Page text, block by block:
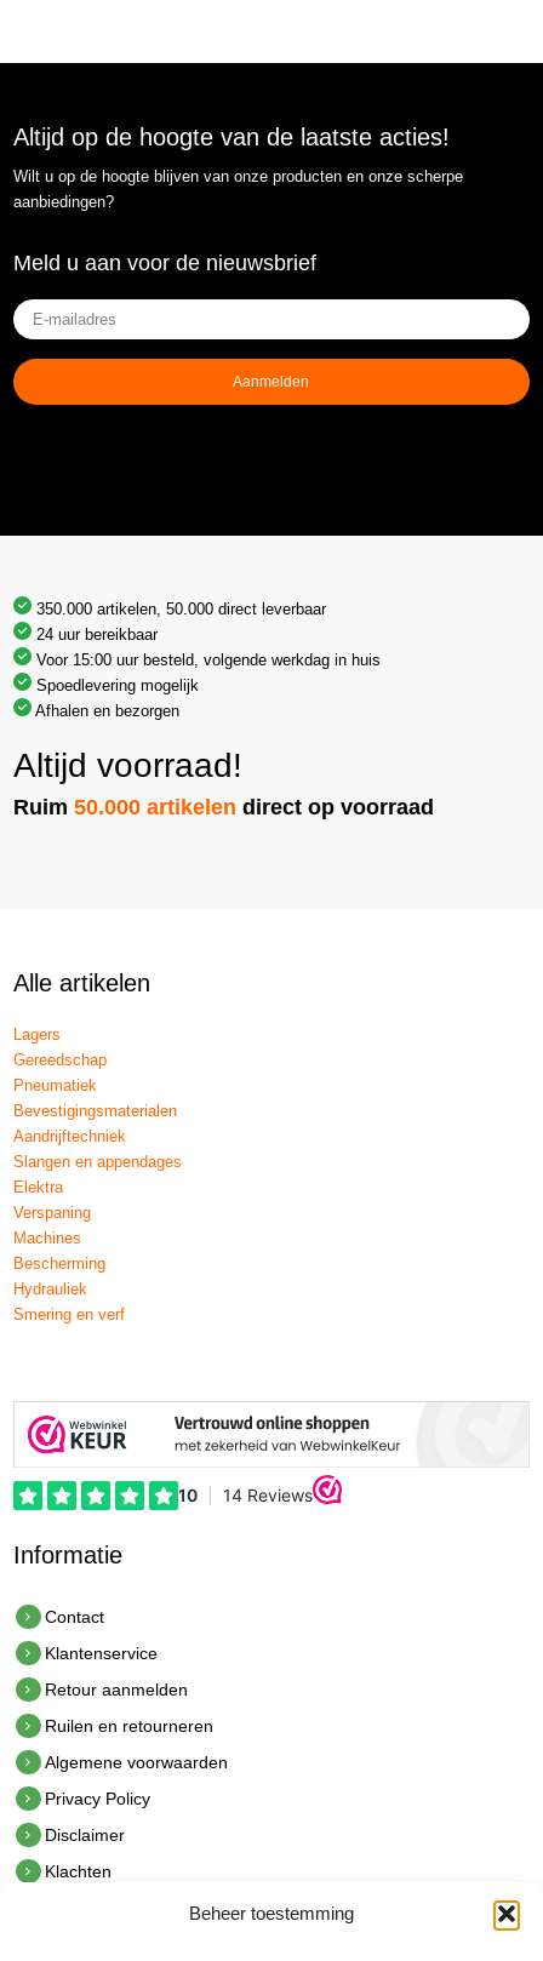
Beheer toestemming
Altijd op de hoogte van de laatste acties!
Wilt u op de hoogte blijven van onze producten en onze scherpe
aanbiedingen?
Meld u aan voor de nieuwsbrief
E-
mailadres(Vereist)
Aanmelden
350.000 artikelen, 50.000 direct leverbaar
24 uur bereikbaar
Voor 15:00 uur besteld, volgende werkdag in huis
Spoedlevering mogelijk
Afhalen en bezorgen
Altijd voorraad!
Ruim50.000 artikelen direct op voorraad
Alle artikelen
Lagers
Gereedschap
Pneumatiek
Bevestigingsmaterialen
Aandrijftechniek
Slangen en appendages
Elektra
Verspaning
Machines
Bescherming
Hydrauliek
Smering en verf
Informatie
Contact
Klantenservice
Retour aanmelden
Ruilen en retourneren
Algemene voorwaarden
Privacy Policy
Disclaimer
Klachten